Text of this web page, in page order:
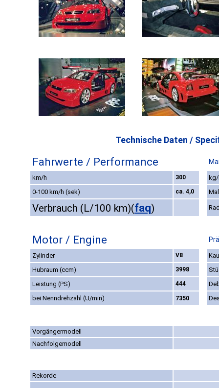
Technische Daten /
Fahrwerte / Performance
km/h 300
0-100 km/h (sek)
ca. 4,0
Verbrauch (L/100 km)(faq)
Motor / Engine
Zylinder V8
Hubraum (ccm)
3998
Leistung (PS)
444
bei Nenndrehzahl (U/min)
7350
Vorgängermodell
Nachfolgemodell
Rekorde